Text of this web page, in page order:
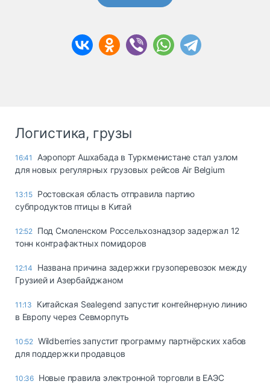
Логистика, грузы
16:41
Аэропорт Ашхабада в Туркменистане стал узлом
для новых регулярных грузовых рейсов Air Belgium
13:15 Ростовская область отправила партию
субпродуктов птицы в Китай
12:52 Под Смоленском Россельхознадзор задержал 12
тонн контрафактных помидоров
12:14
Названа причина задержки грузоперевозок между
Грузией и Азербайджаном
11:13
Китайская Sealegend запустит контейнерную линию
в Европу через Севморпуть
10:52 Wildberries запустит программу партнёрских хабов
для поддержки продавцов
10:36 Новые правила электронной торговли в ЕАЭС